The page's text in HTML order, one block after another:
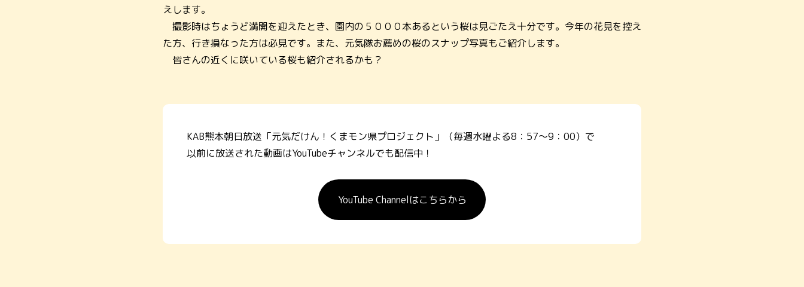
えします。
撮影時はちょうど満開を迎えたとき、園内の５０００本あるという桜は見ごたえ十分です。今年の花見を控え
た方、行き損なった方は必見です。また、元気隊お薦めの桜のスナップ写真もご紹介します。
皆さんの近くに咲いている桜も紹介されるかも？
KAB熊本朝日放送「元気だけん！くまモン県プロジェクト」（毎週水曜よる8：57～9：00）で
以前に放送された動画はYouTubeチャンネルでも配信中！
YouTube Channelはこちらから